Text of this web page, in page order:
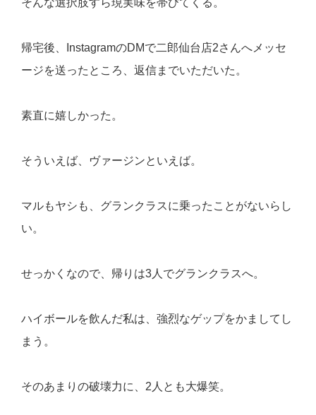
そんな選択肢すら現実味を帯びてくる。
帰宅後、InstagramのDMで二郎仙台店2さんへメッセ
ージを送ったところ、返信までいただいた。
素直に嬉しかった。
そういえば、ヴァージンといえば。
マルもヤシも、グランクラスに乗ったことがないらし
い。
せっかくなので、帰りは3人でグランクラスへ。
ハイボールを飲んだ私は、強烈なゲップをかましてし
まう。
そのあまりの破壊力に、2人とも大爆笑。